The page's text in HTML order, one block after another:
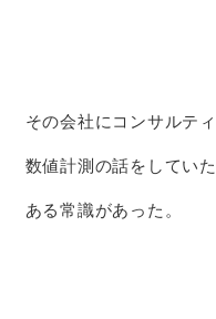
その会社にコンサルテ
数値計測の話をしてい
ある常識があった。